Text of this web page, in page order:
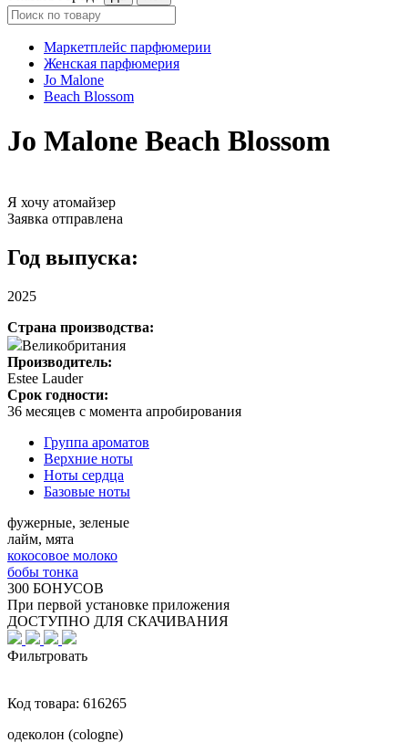
Маркетплейс парфюмерии
Женская парфюмерия
Jo Malone
Beach Blossom
Jo Malone Beach Blossom
Я хочу атомайзер
Заявка отправлена
Год выпуска:
2025
Страна производства:
Великобритания
Производитель:
Estee Lauder
Срок годности:
36 месяцев с момента апробирования
Группа ароматов
Верхние ноты
Ноты сердца
Базовые ноты
фужерные, зеленые
лайм, мята
кокосовое молоко
бобы тонка
300 БОНУСОВ
При первой установке приложения
ДОСТУПНО ДЛЯ СКАЧИВАНИЯ
Фильтровать
Код товара: 616265
одеколон (cologne)